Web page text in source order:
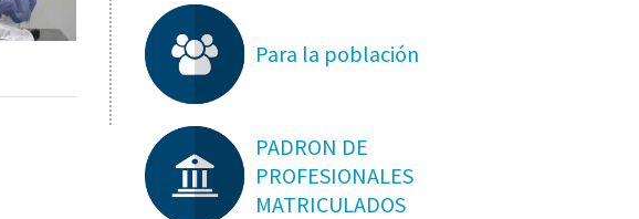
Para la población
PADRON DE
PROFESIONALES
MATRICULADOS